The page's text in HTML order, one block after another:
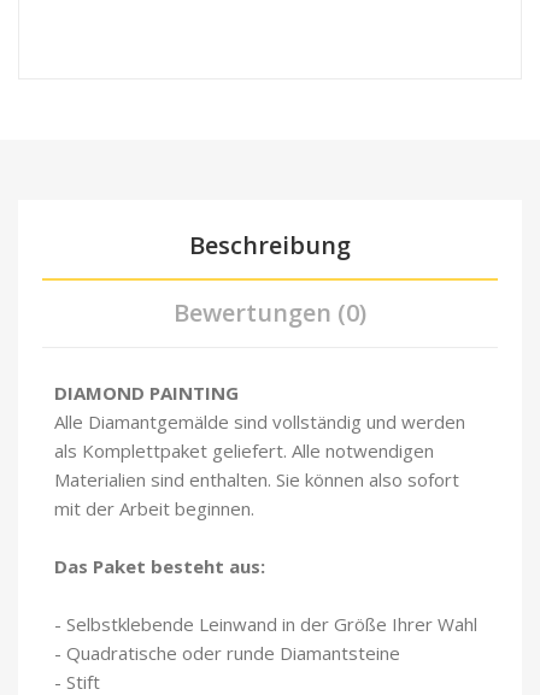
Beschreibung
Bewertungen (0)
DIAMOND PAINTING
Alle Diamantgemälde sind vollständig und werden
als Komplettpaket geliefert. Alle notwendigen
Materialien sind enthalten. Sie können also sofort
mit der Arbeit beginnen.
Das Paket besteht aus:
- Selbstklebende Leinwand in der Größe Ihrer Wahl
- Quadratische oder runde Diamantsteine
- Stift